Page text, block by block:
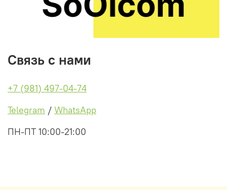
Связь с нами
+7 (981) 497-04-74
Telegram / WhatsApp
ПН-ПТ 10:00-21:00